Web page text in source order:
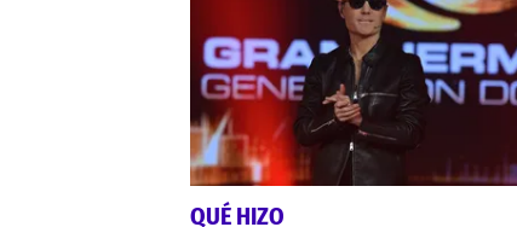
QUÉ HIZO